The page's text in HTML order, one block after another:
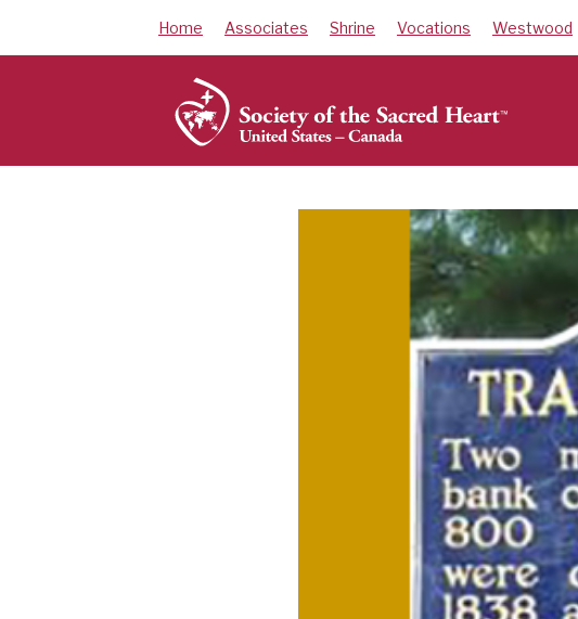
Home Associates Shrine Vocations Westwood